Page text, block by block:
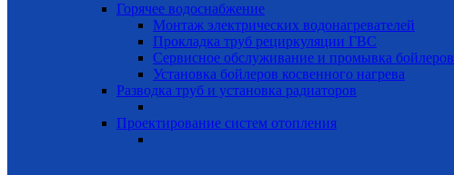
Горячее водоснабжение
Монтаж электрических водонагревателей
Прокладка труб рециркуляции ГВС
Сервисное обслуживание и промывка бойлеров
Установка бойлеров косвенного нагрева
Разводка труб и установка радиаторов
Проектирование систем отопления